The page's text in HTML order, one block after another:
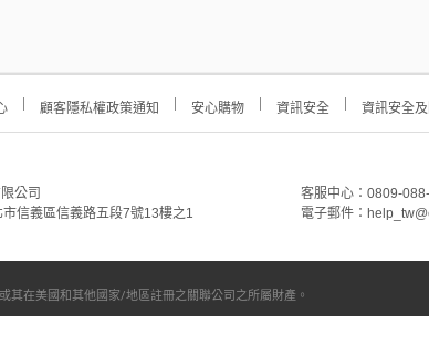
顧客隱私權政策通知 安心購物 資訊安全 資訊安全
公司
信義區信義路五段7號13樓之1
客服中心：0809-
電子郵件：
在美國和其他國家/地區註冊之關聯公司之所屬財產。